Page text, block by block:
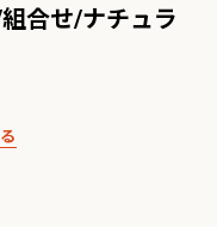
品質の書斎家具】小島工芸・ア
合せ/ナチュラ